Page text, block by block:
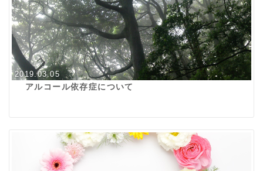
2019.03.05
アルコール依存症について